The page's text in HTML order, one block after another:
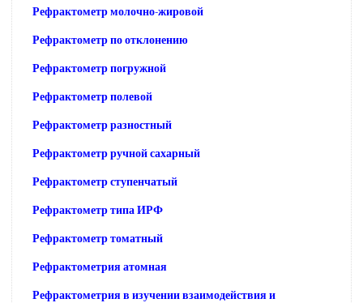
Рефрактометр молочно-жировой
Рефрактометр по отклонению
Рефрактометр погружной
Рефрактометр полевой
Рефрактометр разностный
Рефрактометр ручной сахарный
Рефрактометр ступенчатый
Рефрактометр типа ИРФ
Рефрактометр томатный
Рефрактометрия атомная
Рефрактометрия в изучении взаимодействия и